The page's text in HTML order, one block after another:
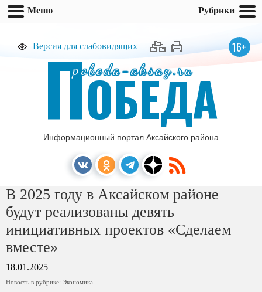
Версия для слабовидящих 16+
pobeda-aksay.ru
ПОБЕДА
Информационный портал Аксайского района
В 2025 году в Аксайском районе
будут реализованы девять
инициативных проектов «Сделаем
вместе»
18.01.2025
Новость в рубрике: Экономика
Меню Рубрики